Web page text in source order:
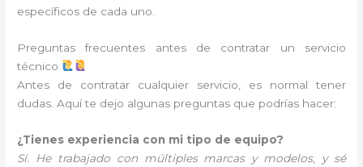
específicos de cada uno.
Preguntas frecuentes antes de contratar un servicio
técnico
Antes de contratar cualquier servicio, es normal tener
dudas. Aquí te dejo algunas preguntas que podrías hacer:
¿Tienes experiencia con mi tipo de equipo?
Sí. He trabajado con múltiples marcas y modelos, y sé